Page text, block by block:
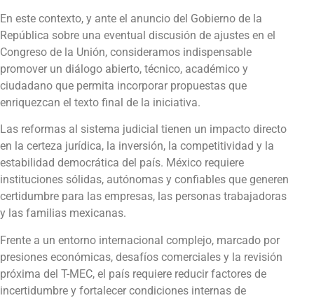
En este contexto, y ante el anuncio del Gobierno de la
República sobre una eventual discusión de ajustes en el
Congreso de la Unión, consideramos indispensable
promover un diálogo abierto, técnico, académico y
ciudadano que permita incorporar propuestas que
enriquezcan el texto final de la iniciativa.
Las reformas al sistema judicial tienen un impacto directo
en la certeza jurídica, la inversión, la competitividad y la
estabilidad democrática del país. México requiere
instituciones sólidas, autónomas y confiables que generen
certidumbre para las empresas, las personas trabajadoras
y las familias mexicanas.
Frente a un entorno internacional complejo, marcado por
presiones económicas, desafíos comerciales y la revisión
próxima del T-MEC, el país requiere reducir factores de
incertidumbre y fortalecer condiciones internas de